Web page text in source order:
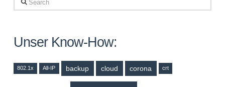
Unser Know-How:
802.1x All-IP backup cloud corona crt